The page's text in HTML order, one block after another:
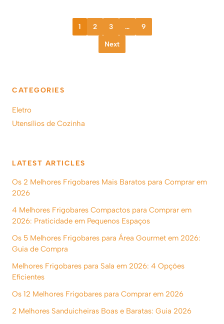
1 2 3 … 9
Next
CATEGORIES
Eletro
Utensílios de Cozinha
LATEST ARTICLES
Os 2 Melhores Frigobares Mais Baratos para Comprar em
2026
4 Melhores Frigobares Compactos para Comprar em
2026: Praticidade em Pequenos Espaços
Os 5 Melhores Frigobares para Área Gourmet em 2026:
Guia de Compra
Melhores Frigobares para Sala em 2026: 4 Opções
Eficientes
Os 12 Melhores Frigobares para Comprar em 2026
2 Melhores Sanduicheiras Boas e Baratas: Guia 2026